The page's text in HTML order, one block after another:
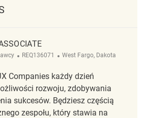
ReqId
REQ136071 Lokalizacja
West Fargo, Dakota
Companies każdy dzień
rozwoju, zdobywania
sukcesów. Będziesz częścią
zespołu, który stawia na